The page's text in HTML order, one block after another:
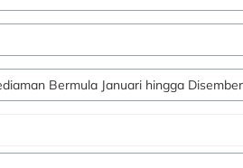
Bermula Januari hingga